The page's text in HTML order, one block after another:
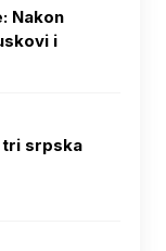
Nakon
i
tri srpska